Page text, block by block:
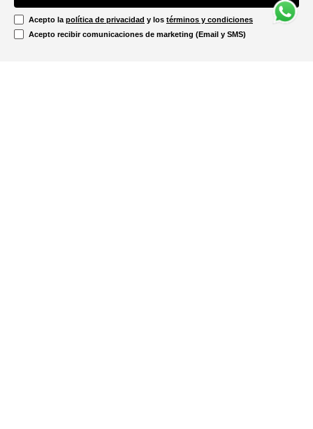
Acepto la política de privacidad y los términos y condiciones
Acepto recibir comunicaciones de marketing (Email y SMS)